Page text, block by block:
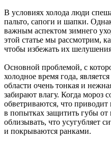
В условиях холода люди
пальто, сапоги и шапки.
важным аспектом зимнего
этой статье мы рассмотрим,
чтобы избежать их
Основной проблемой, с
холодное время года,
области очень тонкая и
забирают влагу. Когда мороз
обветриваются, что
в попытках защитить губы
облизывать, что усугубляет
и покрываются ранками.